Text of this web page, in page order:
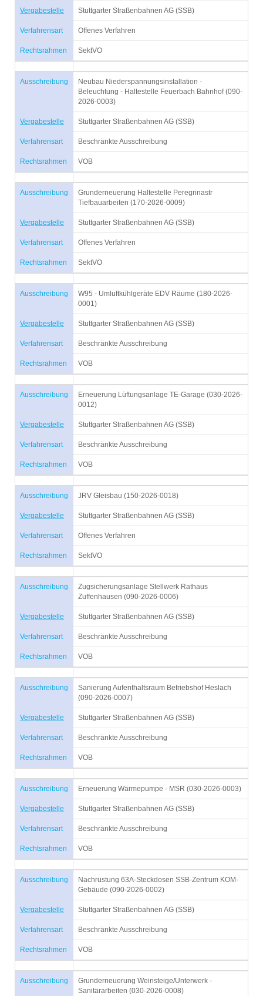
Vergabestelle Stuttgarter Straßenbahnen AG (SSB)
Verfahrensart Offenes Verfahren
Rechtsrahmen SektVO
Ausschreibung
Neubau Niederspannungsinstallation -
Beleuchtung - Haltestelle Feuerbach Bahnhof (090-
2026-0003)
Vergabestelle Stuttgarter Straßenbahnen AG (SSB)
Verfahrensart Beschränkte Ausschreibung
Rechtsrahmen VOB
Ausschreibung
Grunderneuerung Haltestelle Peregrinastr
Tiefbauarbeiten (170-2026-0009)
Vergabestelle Stuttgarter Straßenbahnen AG (SSB)
Verfahrensart Offenes Verfahren
Rechtsrahmen SektVO
Ausschreibung
W95 - Umluftkühlgeräte EDV Räume (180-2026-
0001)
Vergabestelle Stuttgarter Straßenbahnen AG (SSB)
Verfahrensart Beschränkte Ausschreibung
Rechtsrahmen VOB
Ausschreibung
Erneuerung Lüftungsanlage TE-Garage (030-2026-
0012)
Vergabestelle Stuttgarter Straßenbahnen AG (SSB)
Verfahrensart Beschränkte Ausschreibung
Rechtsrahmen VOB
Ausschreibung JRV Gleisbau (150-2026-0018)
Vergabestelle Stuttgarter Straßenbahnen AG (SSB)
Verfahrensart Offenes Verfahren
Rechtsrahmen SektVO
Ausschreibung
Zugsicherungsanlage Stellwerk Rathaus
Zuffenhausen (090-2026-0006)
Vergabestelle Stuttgarter Straßenbahnen AG (SSB)
Verfahrensart Beschränkte Ausschreibung
Rechtsrahmen VOB
Ausschreibung
Sanierung Aufenthaltsraum Betriebshof Heslach
(090-2026-0007)
Vergabestelle Stuttgarter Straßenbahnen AG (SSB)
Verfahrensart Beschränkte Ausschreibung
Rechtsrahmen VOB
Ausschreibung Erneuerung Wärmepumpe - MSR (030-2026-0003)
Vergabestelle Stuttgarter Straßenbahnen AG (SSB)
Verfahrensart Beschränkte Ausschreibung
Rechtsrahmen VOB
Ausschreibung
Nachrüstung 63A-Steckdosen SSB-Zentrum KOM-
Gebäude (090-2026-0002)
Vergabestelle Stuttgarter Straßenbahnen AG (SSB)
Verfahrensart Beschränkte Ausschreibung
Rechtsrahmen VOB
Ausschreibung
Grunderneuerung Weinsteige/Unterwerk -
Sanitärarbeiten (030-2026-0008)